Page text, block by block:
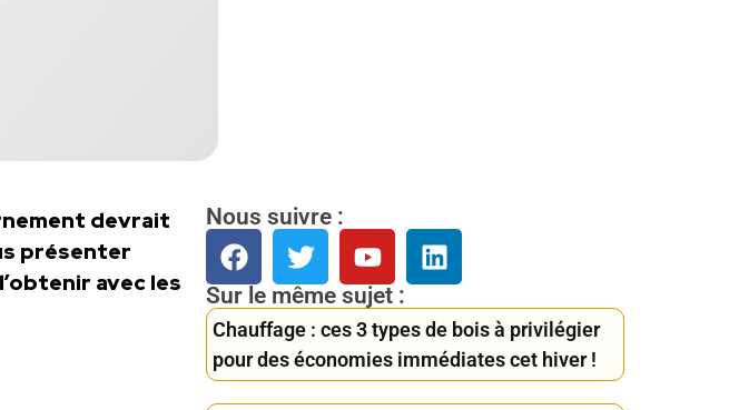
devrait
présenter
avec les
Nous suivre :
Sur le même sujet :
Chauffage : ces 3 types de bois à privilégier
pour des économies immédiates cet hiver !